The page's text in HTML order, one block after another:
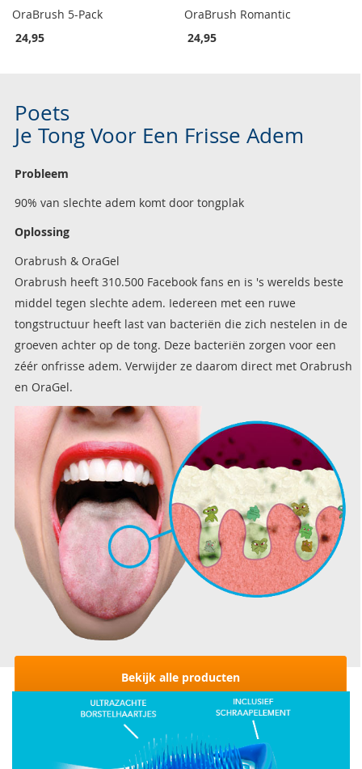
OraBrush 5-Pack
24,95
OraBrush Romantic
24,95
Poets
Je Tong Voor Een Frisse Adem
Probleem
90% van slechte adem komt door tongplak
Oplossing
Orabrush & OraGel
Orabrush heeft 310.500 Facebook fans en is 's werelds beste
middel tegen slechte adem. Iedereen met een ruwe
tongstructuur heeft last van bacteriën die zich nestelen in de
groeven achter op de tong. Deze bacteriën zorgen voor een
zéér onfrisse adem. Verwijder ze daarom direct met Orabrush
en OraGel.
Bekijk alle producten